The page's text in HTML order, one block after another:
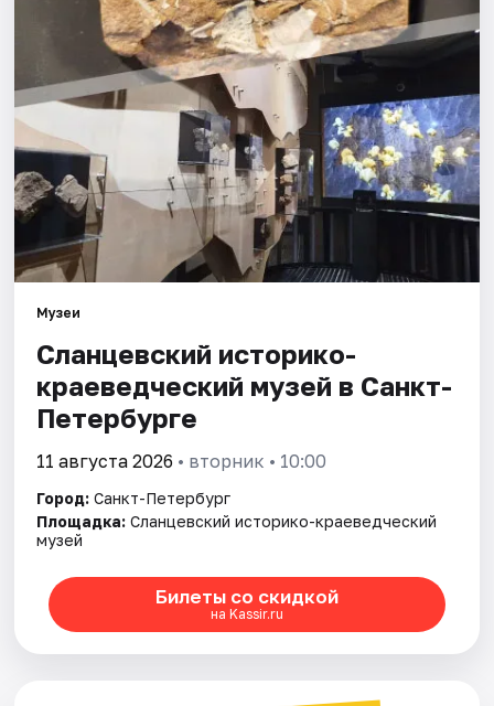
Артисты
Рейтинги
Музеи
Сланцевский историко-
краеведческий музей в Санкт-
Петербурге
11 августа 2026 • вторник • 10:00
Город: Санкт-Петербург
Площадка: Сланцевский историко-краеведческий
музей
Билеты со скидкой
на Kassir.ru